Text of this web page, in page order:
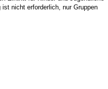
nicht erforderlich, nur Gruppen